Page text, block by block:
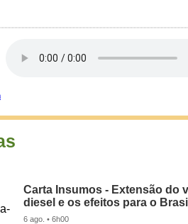
Carta Insumos - Extensão do
diesel e os efeitos para o Brasil
6 ago. • 6h00